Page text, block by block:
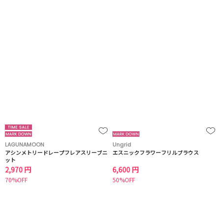
LAGUNAMOON
アシンメトリードレープフレアスリーブニ
ット
2,970 円
70%OFF
Ungrid
エスニックフラワーフリルブラウス
6,600 円
50%OFF